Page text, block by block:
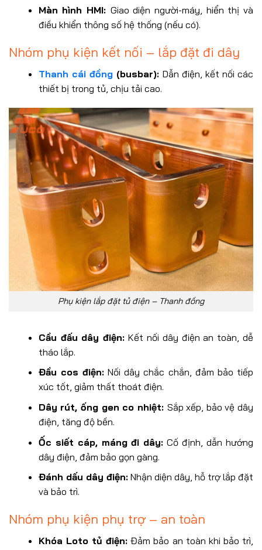
Màn hình HMI: Giao diện người-máy, hiển thị và
điều khiển thông số hệ thống (nếu có).
Nhóm phụ kiện kết nối – lắp đặt đi dây
Thanh cái đồng(busbar): Dẫn điện, kết nối các
thiết bị trong tủ, chịu tải cao.
Phụ kiện lắp đặt tủ điện – Thanh đồng
Cầu đấu dây điện: Kết nối dây điện an toàn, dễ
tháo lắp.
Đầu cos điện: Nối dây chắc chắn, đảm bảo tiếp
xúc tốt, giảm thất thoát điện.
Dây rút, ống gen co nhiệt: Sắp xếp, bảo vệ dây
điện, tăng độ bền.
Ốc siết cáp, máng đi dây: Cố định, dẫn hướng
dây điện, đảm bảo gọn gàng.
Đánh dấu dây điện:Nhận diện dây, hỗ trợ lắp đặt
và bảo trì.
Nhóm phụ kiện phụ trợ – an toàn
Khóa Loto tủ điện: Đảm bảo an toàn khi bảo trì,